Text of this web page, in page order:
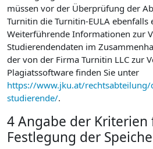
müssen vor der Überprüfung der
Turnitin die Turnitin-EULA ebenfalls
Weiterführende Informationen zur
Studierendendaten im
der von der Firma Turnitin LLC zur
Plagiatssoftware finden Sie unter
https://www.jku.at/rechtsabteilung/
studierende/.
4 Angabe der Kriterien
Festlegung der